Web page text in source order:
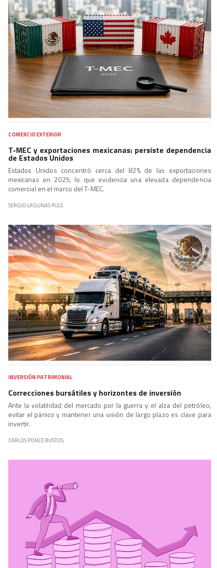
COMERCIO EXTERIOR
T-MEC y exportaciones mexicanas: persiste dependencia
de Estados Unidos
Estados Unidos concentró cerca del 82% de las exportaciones
mexicanas en 2025, lo que evidencia una elevada dependencia
comercial en el marco del T-MEC.
SERGIO LAGUNAS PULS
INVERSIÓN PATRIMONIAL
Correcciones bursátiles y horizontes de inversión
Ante la volatilidad del mercado por la guerra y el alza del petróleo,
evitar el pánico y mantener una visión de largo plazo es clave para
invertir.
CARLOS PONCE BUSTOS